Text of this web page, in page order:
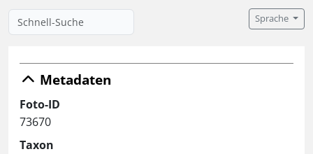
Sprache
Metadaten
Foto-ID
73670
Taxon